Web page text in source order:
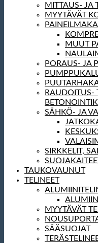
MITTAUS- JA
MYYTÄVÄT
MUUT
PORAUS- JA
RAUDOITUS-
SÄHKÖ- JA
SIRKKELIT,
TAUKOVAUNUT
TELINEET
MYYTÄVÄT
SÄÄSUOJAT